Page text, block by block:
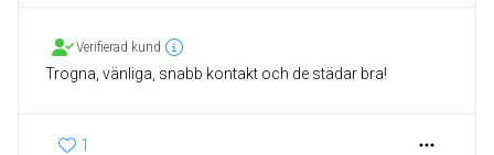
Verifierad kund
Trogna, vänliga, snabb kontakt och de städar bra!
1